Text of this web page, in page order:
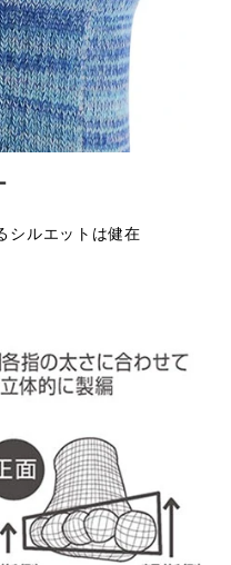
シルエットは健在